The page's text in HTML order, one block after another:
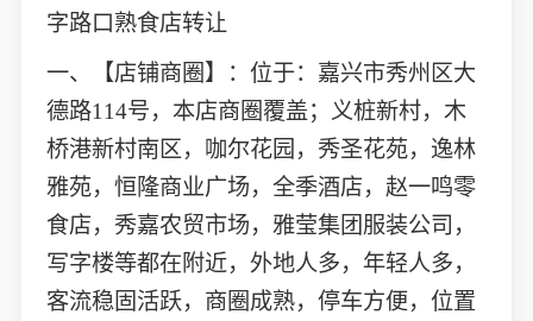
字路口熟食店转让
一、【店铺商圈】：位于：嘉兴市秀州区大
德路114号，本店商圈覆盖；义桩新村，木
桥港新村南区，咖尔花园，秀圣花苑，逸林
雅苑，恒隆商业广场，全季酒店，赵一鸣零
食店，秀嘉农贸市场，雅莹集团服装公司，
写字楼等都在附近，外地人多，年轻人多，
客流稳固活跃，商圈成熟，停车方便，位置